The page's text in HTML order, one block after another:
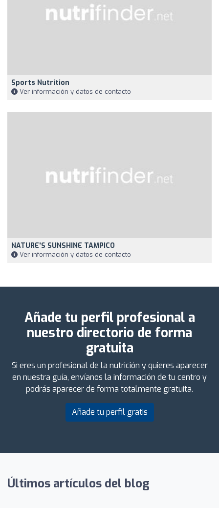
Sports Nutrition
Ver información y datos de contacto
NATURE'S SUNSHINE TAMPICO
Ver información y datos de contacto
Añade tu perfil profesional a
nuestro directorio de forma
gratuita
Si eres un profesional de la nutrición y quieres aparecer
en nuestra guía, envíanos la información de tu centro y
podrás aparecer de forma totalmente gratuita.
Añade tu perfil gratis
Últimos artículos del blog